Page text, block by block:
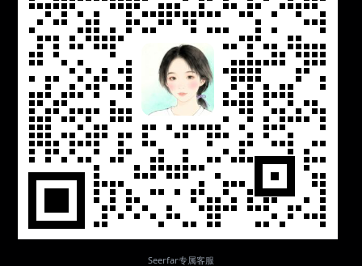
Seerfar专属客服